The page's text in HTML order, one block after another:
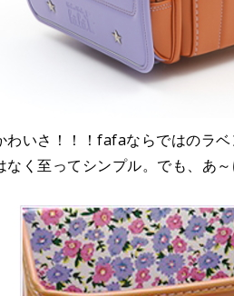
わいさ！！！fafaならではのラ
く至ってシンプル。でも、あ